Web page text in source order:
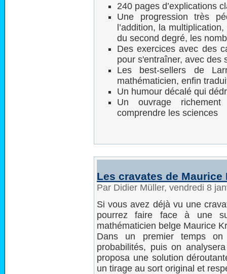
240 pages d’explications
Une progression très
l’addition, la
du second degré, les
Des exercices avec des
pour s'entraîner, avec des
Les best-sellers de
mathématicien, enfin
Un humour décalé qui
Un ouvrage
comprendre les sciences
Les cravates de Maurice
Par Didier Müller, vendredi 8
Si vous avez déjà vu une
pourrez faire face à une
mathématicien belge Maurice
Dans un premier temps on
probabilités, puis on
proposa une solution
un tirage au sort original et